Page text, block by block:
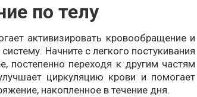
по телу
активизировать кровообращение и
Начните с легкого постукивания
постепенно переходя к другим частям
циркуляцию крови и помогает
накопленное в течение дня.